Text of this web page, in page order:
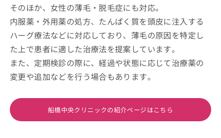
そのほか、女性の薄毛・脱毛症にも対応。
内服薬・外用薬の処方、たんぱく質を頭皮に注入する
ハーグ療法などに対応しており、薄毛の原因を特定し
た上で患者に適した治療法を提案しています。
また、定期検診の際に、経過や状態に応じて治療薬の
変更や追加などを行う場合もあります。
船橋中央クリニックの紹介ページはこちら